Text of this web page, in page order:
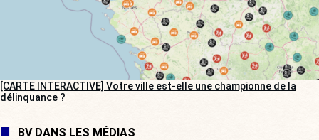
[CARTE INTERACTIVE] Votre ville est-elle une championne de la
délinquance ?
BV DANS LES MÉDIAS